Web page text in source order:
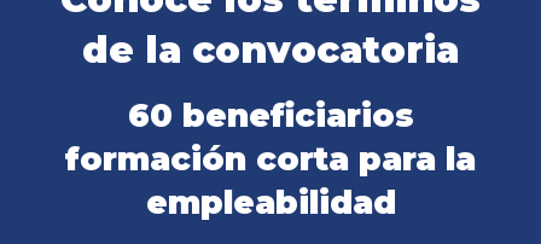
de la convocatoria
60 beneficiarios
formación corta para la
empleabilidad